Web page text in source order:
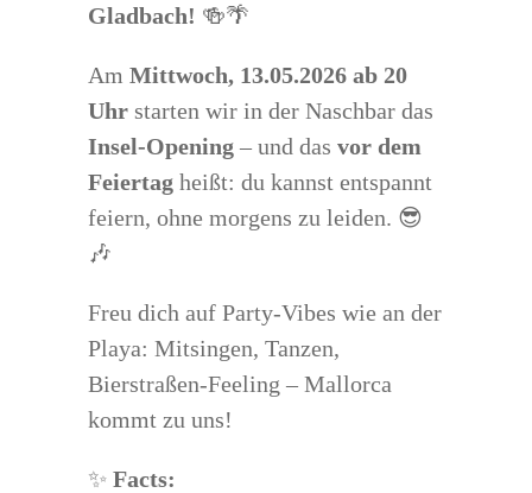
Gladbach! 🍻🌴
Am Mittwoch, 13.05.2026 ab 20
Uhr starten wir in der Naschbar das
Insel-Opening – und das vor dem
Feiertag heißt: du kannst entspannt
feiern, ohne morgens zu leiden. 😎
🎶
Freu dich auf Party-Vibes wie an der
Playa: Mitsingen, Tanzen,
Bierstraßen-Feeling – Mallorca
kommt zu uns!
✨ Facts: